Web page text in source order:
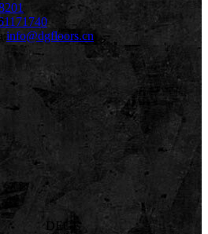
info@dgfloors.cn
DEGE